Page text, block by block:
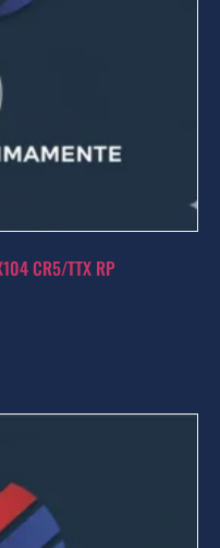
CR5/TTX RP